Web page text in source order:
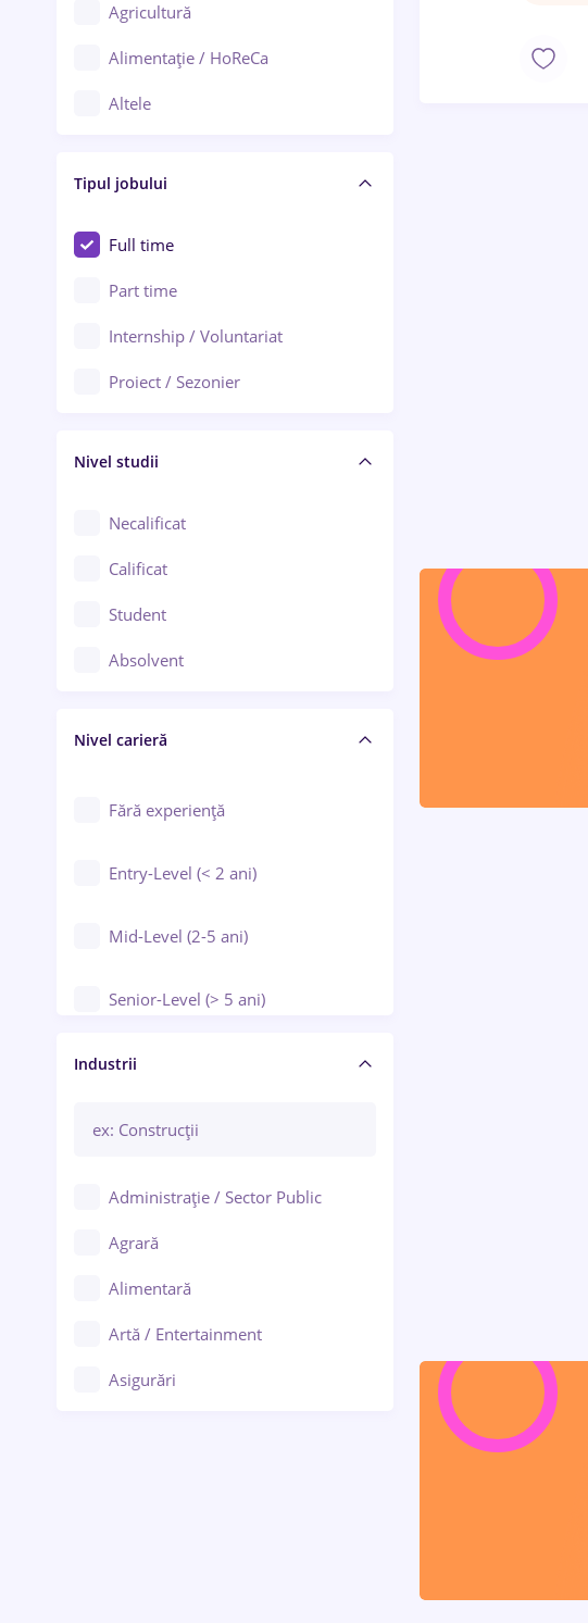
Ploiești
Arad
Baia Mare
Bârlad
Bistrița (Bistrița-Năsăud)
Agricultură
Alimentație / HoReCa
Altele
Asigurări
Au pair / Babysitter / Curățenie
Audit / Consultanță
Auto / Echipamente
Automatizări
Cercetare - dezvoltare
Chimie / Biochimie
Confecții / Design vestimentar
Construcții / Instalații
Controlul calității
Educație / Training / Arte
Tipul jobului
Full time
Part time
Internship / Voluntariat
Proiect / Sezonier
Nivel studii
Necalificat
Calificat
Student
Absolvent
Nivel carieră
Fără experiență
Entry-Level (< 2 ani)
Mid-Level (2-5 ani)
Senior-Level (> 5 ani)
Manager / Executiv
Industrii
Administrație / Sector Public
Agrară
Alimentară
Artă / Entertainment
Asigurări